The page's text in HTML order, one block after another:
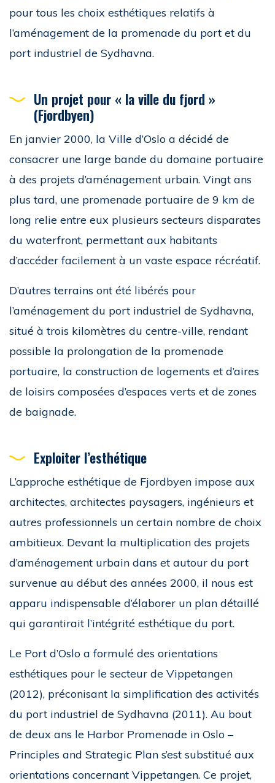
pour tous les choix esthétiques relatifs à
l’aménagement de la promenade du port et du
port industriel de Sydhavna.
Un projet pour « la ville du fjord »
(Fjordbyen)
En janvier 2000, la Ville d’Oslo a décidé de
consacrer une large bande du domaine portuaire
à des projets d’aménagement urbain. Vingt ans
plus tard, une promenade portuaire de 9 km de
long relie entre eux plusieurs secteurs disparates
du waterfront, permettant aux habitants
d’accéder facilement à un vaste espace récréatif.
D’autres terrains ont été libérés pour
l’aménagement du port industriel de Sydhavna,
situé à trois kilomètres du centre-ville, rendant
possible la prolongation de la promenade
portuaire, la construction de logements et d’aires
de loisirs composées d’espaces verts et de zones
de baignade.
Exploiter l’esthétique
L’approche esthétique de Fjordbyen impose aux
architectes, architectes paysagers, ingénieurs et
autres professionnels un certain nombre de choix
ambitieux. Devant la multiplication des projets
d’aménagement urbain dans et autour du port
survenue au début des années 2000, il nous est
apparu indispensable d’élaborer un plan détaillé
qui garantirait l’intégrité esthétique du port.
Le Port d’Oslo a formulé des orientations
esthétiques pour le secteur de Vippetangen
(2012), préconisant la simplification des activités
du port industriel de Sydhavna (2011). Au bout
de deux ans le Harbor Promenade in Oslo –
Principles and Strategic Plan s’est substitué aux
orientations concernant Vippetangen. Ce projet,